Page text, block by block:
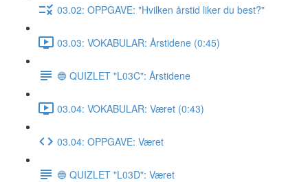
03.02: OPPGAVE: "Hvilken årstid liker du best?"
03.03: VOKABULAR: Årstidene (0:45)
🔵 QUIZLET "L03C": Årstidene
03.04: VOKABULAR: Været (0:43)
03.04: OPPGAVE: Været
🔵 QUIZLET "L03D": Været